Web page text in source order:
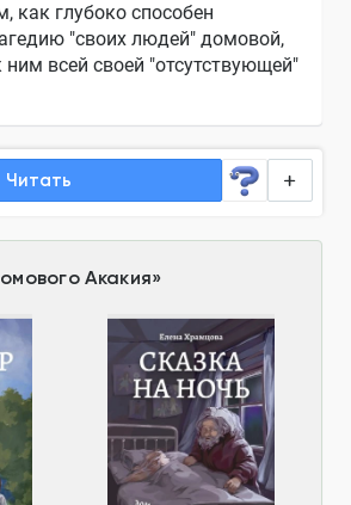
как глубоко способен
"своих людей" домовой,
всей своей "отсутствующей"
Читать
Акакия»